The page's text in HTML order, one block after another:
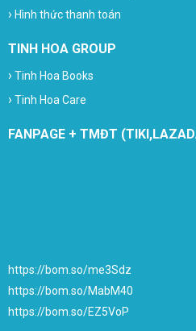
› Hình thức thanh toán
TINH HOA GROUP
› Tinh Hoa Books
› Tinh Hoa Care
FANPAGE + TMĐT
https://bom.so/me3Sdz
https://bom.so/MabM40
https://bom.so/EZ5VoP